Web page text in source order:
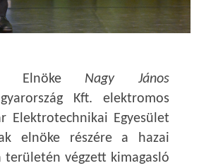
Elnöke Nagy János
Kft. elektromos
Elektrotechnikai Egyesület
elnöke részére a hazai
területén végzett kimagasló